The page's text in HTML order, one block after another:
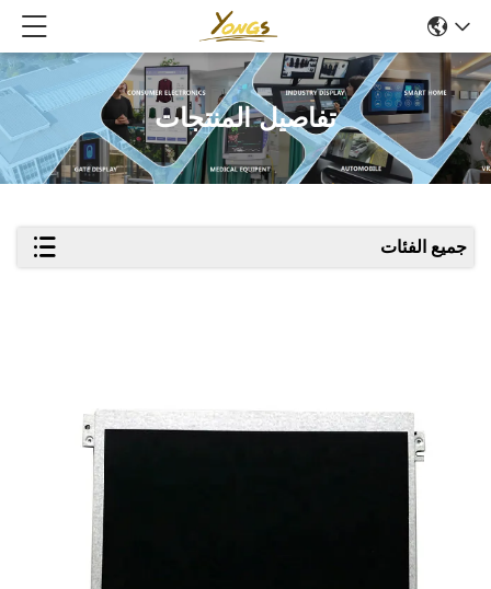
تفاصيل المنتجات
جميع الفئات